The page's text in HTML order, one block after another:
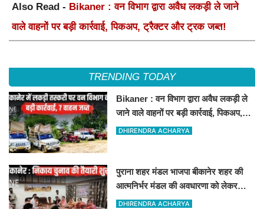
Also Read - Bikaner : वन विभाग द्वारा अवैध लकड़ी ले जाने
वाले वाहनों पर बड़ी कार्रवाई, पिकअप, ट्रैक्टर और ट्रक जब्त!
TRENDING TODAY
Bikaner : वन विभाग द्वारा अवैध लकड़ी ले
जाने वाले वाहनों पर बड़ी कार्रवाई, पिकअप,
ट्रैक्टर और ट्रक जब्त!
DHIRENDRA ACHARYA
पुराना शहर मंडल भाजपा बीकानेर शहर की
आत्मनिर्भर मंडल की अवधारणा को लेकर
मासिक एवं निकाय चुनाव की तैयारी बैठक
DHIRENDRA ACHARYA